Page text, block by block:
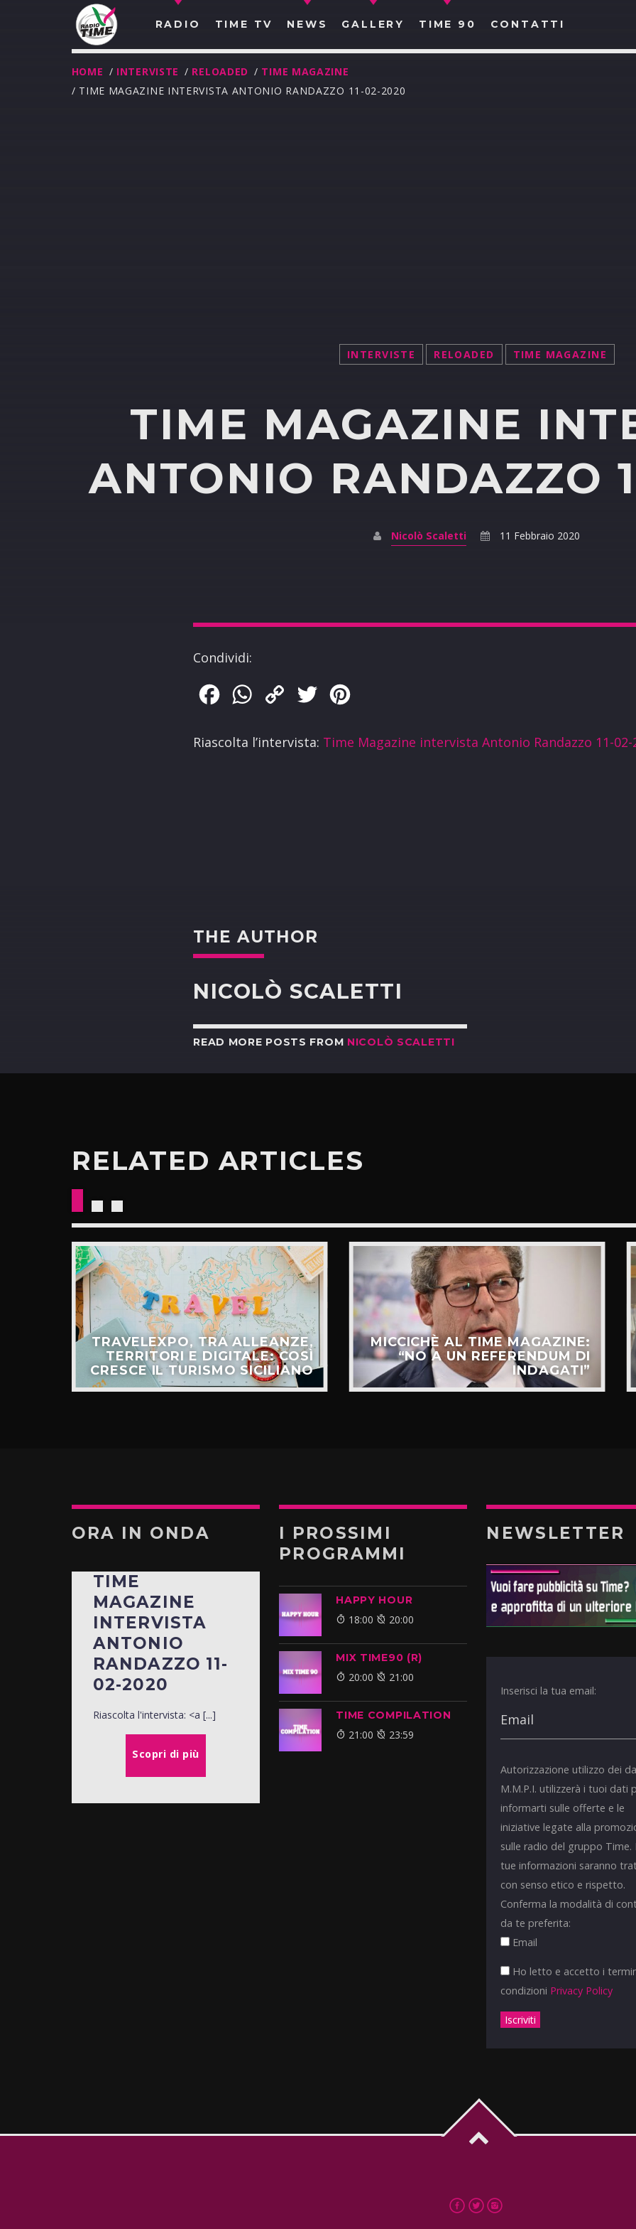
RADIO TIME TV NEWS GALLERY TIME 90 CONTATTI
HOME / INTERVISTE / RELOADED / TIME MAGAZINE
/ TIME MAGAZINE INTERVISTA ANTONIO RANDAZZO 11-02-2020
INTERVISTE RELOADED TIME MAGAZINE
TIME MAGAZINE
ANTONIO RANDAZZO
Nicolò Scaletti 11 Febbraio 2020
Condividi:
FacebookWhatsApp
Copy
Twitter
Riascolta l’intervista: Time Magazine intervista Antonio Randazzo 11-02-
THE AUTHOR
NICOLÒ SCALETTI
READ MORE POSTS FROM NICOLÒ SCALETTI
RELATED ARTICLES
TRAVELEXPO, TRA ALLEANZE,
TERRITORI E DIGITALE: COSÌ
CRESCE IL TURISMO SICILIANO
MICCICHÈ AL TIME MAGAZINE:
“NO A UN REFERENDUM DI
INDAGATI”
ORA IN ONDA
TIME
MAGAZINE
INTERVISTA
ANTONIO
RANDAZZO 11-
02-2020
Riascolta l'intervista: <a [...]
Scopri di più
I PROSSIMI
PROGRAMMI
HAPPY HOUR
18:00 20:00
MIX TIME90 (R)
20:00 21:00
TIME COMPILATION
21:00 23:59
NEWSLETTER
Inserisci la tua email:
Autorizzazione utilizzo dei
M.M.P.I. utilizzerà i tuoi dati
informarti sulle offerte e le
iniziative legate alla
sulle radio del gruppo Time.
tue informazioni saranno
con senso etico e rispetto.
Conferma la modalità di
da te preferita:
Email
Ho letto e accetto i
condizioni Privacy Policy